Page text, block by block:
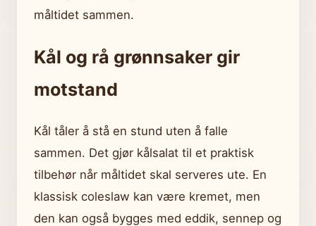
måltidet sammen.
Kål og rå grønnsaker gir
motstand
Kål tåler å stå en stund uten å falle
sammen. Det gjør kålsalat til et praktisk
tilbehør når måltidet skal serveres ute. En
klassisk coleslaw kan være kremet, men
den kan også bygges med eddik, sennep og